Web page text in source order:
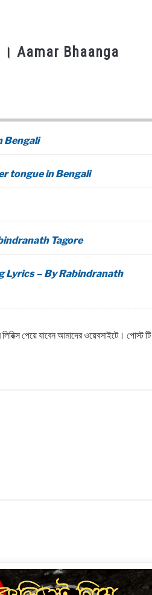
। Aamar Bhaanga
Bengali
tongue in Bengali
Tagore
Lyrics – By Rabindranath
পেয়ে যাবেন আমাদের ওয়েবসাইটে। পোস্ট টি